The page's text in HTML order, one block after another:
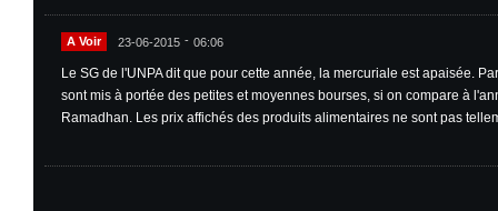
A Voir 23-06-2015 - 06:06
Le SG de l'UNPA dit que pour cette année, la mercuriale est apaisée.
sont mis à portée des petites et moyennes bourses, si on compare à
Ramadhan. Les prix affichés des produits alimentaires ne sont pas